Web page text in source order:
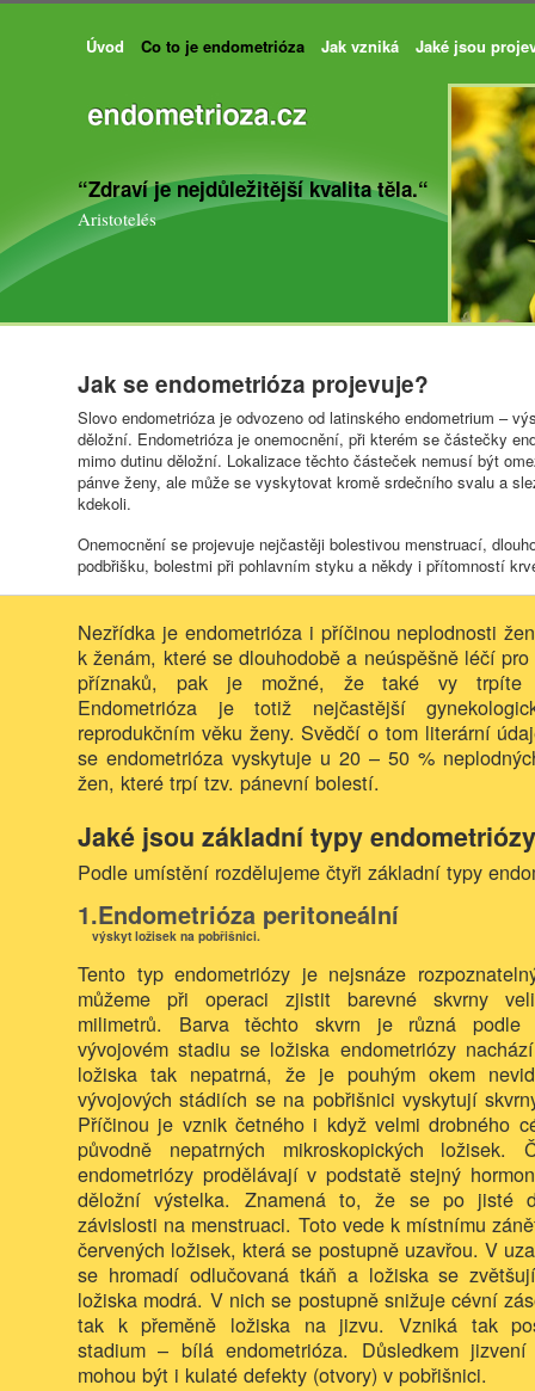
Úvod Co to je endometrióza Jak vzniká Jaké jsou
“Zdraví je nejdůležitější kvalita těla.“
Aristotelés
Jak se endometrióza projevuje?
Slovo endometrióza je odvozeno od latinského endometrium –
děložní. Endometrióza je onemocnění, při kterém se částečky
mimo dutinu děložní. Lokalizace těchto částeček nemusí být
pánve ženy, ale může se vyskytovat kromě srdečního svalu a
kdekoli.
Onemocnění se projevuje nejčastěji bolestivou menstruací,
podbřišku, bolestmi při pohlavním styku a někdy i přítomností
Nezřídka je endometrióza i příčinou neplodnosti
k ženám, které se dlouhodobě a neúspěšně léčí
příznaků, pak je možné, že také vy trpíte
Endometrióza je totiž nejčastější
reprodukčním věku ženy. Svědčí o tom literární
se endometrióza vyskytuje u 20 – 50 %
žen, které trpí tzv. pánevní bolestí.
Jaké jsou základní typy
Podle umístění rozdělujeme čtyři základní typy
1.Endometrióza peritoneální
výskyt ložisek na pobřišnici.
Tento typ endometriózy je nejsnáze
můžeme při operaci zjistit barevné skvrny
milimetrů. Barva těchto skvrn je různá
vývojovém stadiu se ložiska endometriózy
ložiska tak nepatrná, že je pouhým okem
vývojových stádiích se na pobřišnici vyskytují
Příčinou je vznik četného i když velmi drobného
původně nepatrných mikroskopických ložisek.
endometriózy prodělávají v podstatě stejný
děložní výstelka. Znamená to, že se po jisté
závislosti na menstruaci. Toto vede k místnímu
červených ložisek, která se postupně uzavřou. V
se hromadí odlučovaná tkáň a ložiska se
ložiska modrá. V nich se postupně snižuje cévní
tak k přeměně ložiska na jizvu. Vzniká tak
stadium – bílá endometrióza. Důsledkem
mohou být i kulaté defekty (otvory) v pobřišnici.